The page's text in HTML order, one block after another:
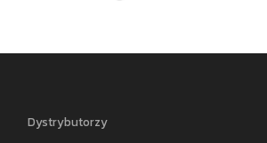
Dystrybutorzy